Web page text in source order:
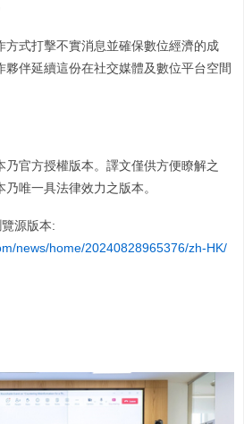
方式打擊不實消息並確保數位經濟的成
伴延續這份在社交媒體及數位平台空間
官方授權版本。譯文僅供方便瞭解之
唯一具法律效力之版本。
源版本:
news/home/20240828965376/zh-HK/